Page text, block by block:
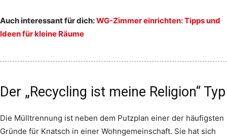
Auch interessant für dich:WG-Zimmer einrichten: Tipps und
Ideen für kleine Räume
Der „Recycling ist meine Religion“ Typ
Die Mülltrennung ist neben dem Putzplan einer der häufigsten
Gründe für Knatsch in einer Wohngemeinschaft. Sie hat sich